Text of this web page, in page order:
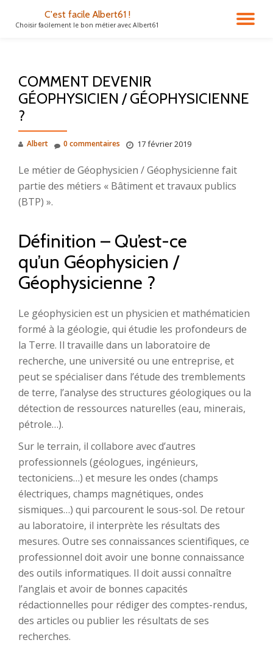
C'est facile Albert61 !
Choisir facilement le bon métier avec Albert61
COMMENT DEVENIR
GÉOPHYSICIEN / GÉOPHYSICIENNE
?
Albert 17 février 2019
0 commentaires
Le métier de Géophysicien / Géophysicienne fait
partie des métiers « Bâtiment et travaux publics
(BTP) ».
Définition – Qu’est-ce
qu’un Géophysicien /
Géophysicienne ?
Le géophysicien est un physicien et mathématicien
formé à la géologie, qui étudie les profondeurs de
la Terre. Il travaille dans un laboratoire de
recherche, une université ou une entreprise, et
peut se spécialiser dans l’étude des tremblements
de terre, l’analyse des structures géologiques ou la
détection de ressources naturelles (eau, minerais,
pétrole…).
Sur le terrain, il collabore avec d’autres
professionnels (géologues, ingénieurs,
tectoniciens…) et mesure les ondes (champs
électriques, champs magnétiques, ondes
sismiques…) qui parcourent le sous-sol. De retour
au laboratoire, il interprète les résultats des
mesures. Outre ses connaissances scientifiques, ce
professionnel doit avoir une bonne connaissance
des outils informatiques. Il doit aussi connaître
l’anglais et avoir de bonnes capacités
rédactionnelles pour rédiger des comptes-rendus,
des articles ou publier les résultats de ses
recherches.